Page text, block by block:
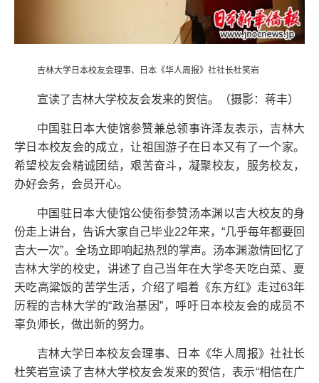
吉林大学日本校友会理事、日本《华人周报》社社长杜笑岩
宣读了吉林大学校友会发来的贺信。（摄影：蒋丰）
中国驻日本大使馆参赞兼总领事许泽友表示，吉林大
学日本校友会的成立，让祖国游子在日本又有了一个家。
希望校友会精诚团结，艰苦奋斗，凝聚校友，服务校友，
办好会务，会员开心。
中国驻日本大使馆公使衔参赞汤本渊以吉大校友的身
份走上讲台，告诉大家自己毕业22年来，“几乎每年都要回
吉大一次”。全场立即响起热烈的掌声。汤本渊激情回忆了
吉林大学的校史，讲述了自己当年在大学冬天吃白菜、夏
天吃高粱饭的苦学生活，介绍了唱着《东方红》走过63年
历程的吉林大学的“政治基因”，呼吁日本校友会的成员不
辜负师长，做出新的努力。
吉林大学日本校友会理事、日本《华人周报》社社长
杜笑岩宣读了吉林大学校友会发来的贺信，表示“相信在广